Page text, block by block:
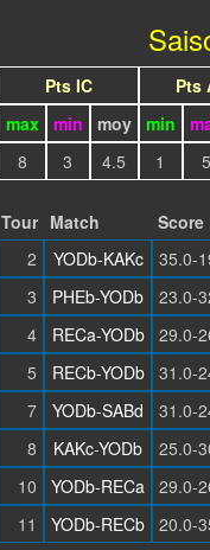
Pts IC
Pts
max
min moy min
8
3 4.5 1 5
Tour Match
Score
2
YODb-KAKc
35.0-
3
PHEb-YODb
23.0-
4
RECa-YODb
29.0-
5
RECb-YODb
31.0-
7
YODb-SABd
31.0-
8
KAKc-YODb
25.0-
10
YODb-RECa 29.0-
11
YODb-RECb 20.0-